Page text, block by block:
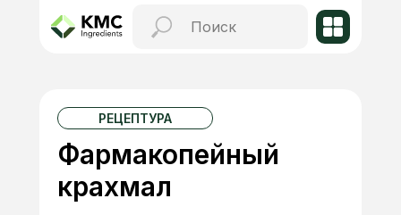
Фармакопейный
крахмал
РЕЦЕПТУРА